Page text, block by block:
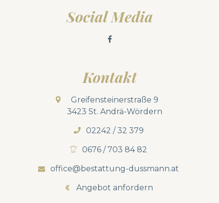
Social Media
Kontakt
Greifensteinerstraße 9
3423 St. Andrä-Wördern
02242 / 32 379
0676 / 703 84 82
office@bestattung-dussmann.at
Angebot anfordern